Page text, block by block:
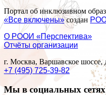
Портал об инклюзивном
«Все включены»создан
О РООИ «Перспектива»
Отчёты организации
г. Москва, Варшавское
+7 (495) 725-39-82
Мы в социальных сетях